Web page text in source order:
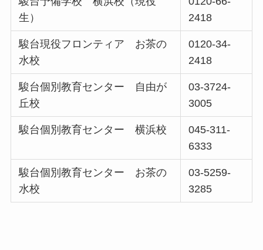
生）
2418
駿台現役フロンティア お茶の
水校
0120-34-
2418
駿台個別教育センター 自由が
丘校
03-3724-
3005
駿台個別教育センター 横浜校
045-311-
6333
駿台個別教育センター お茶の
水校
03-5259-
3285